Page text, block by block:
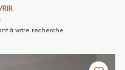
à votre recherche